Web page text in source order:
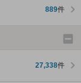
889件
27,338件